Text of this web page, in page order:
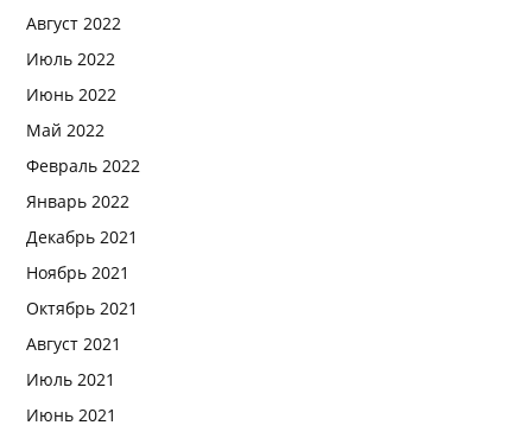
Август 2022
Июль 2022
Июнь 2022
Май 2022
Февраль 2022
Январь 2022
Декабрь 2021
Ноябрь 2021
Октябрь 2021
Август 2021
Июль 2021
Июнь 2021